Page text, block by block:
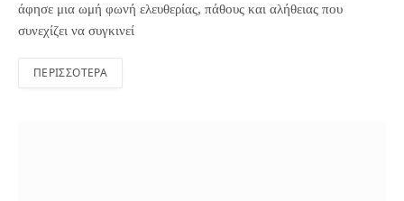
άφησε μια ωμή φωνή ελευθερίας, πάθους και αλήθειας που
συνεχίζει να συγκινεί
ΠΕΡΙΣΣΌΤΕΡΑ